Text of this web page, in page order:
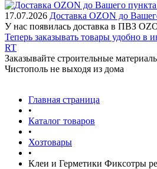
17.07.2026 Доставка OZON до
У нас появилась доставка в ПВЗ
Теперь заказывать товары удобно в
RT
Заказывайте строительные
Чистополь не выходя из дома
Главная страница
•
Каталог товаров
•
Хозтовары
•
Клеи и Герметики Фиксотры